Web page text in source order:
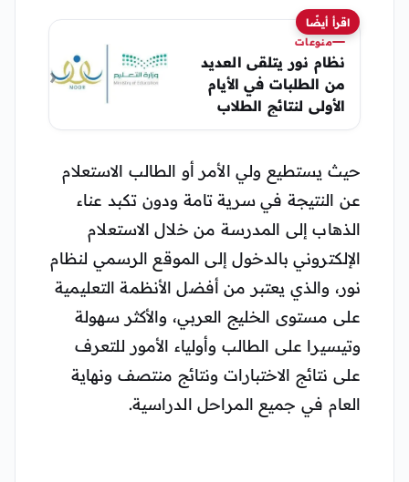
اقرأ أيضًا
منوعات
نظام نور يتلقى العديد
من الطلبات في الأيام
الأولى لنتائج الطلاب
1441
حيث يستطيع ولي الأمر أو الطالب الاستعلام
عن النتيجة في سرية تامة ودون تكبد عناء
الذهاب إلى المدرسة من خلال الاستعلام
الإلكتروني بالدخول إلى الموقع الرسمي لنظام
نور، والذي يعتبر من أفضل الأنظمة التعليمية
على مستوى الخليج العربي، والأكثر سهولة
وتيسيرا على الطالب وأولياء الأمور للتعرف
على نتائج الاختبارات ونتائج منتصف ونهاية
العام في جميع المراحل الدراسية.